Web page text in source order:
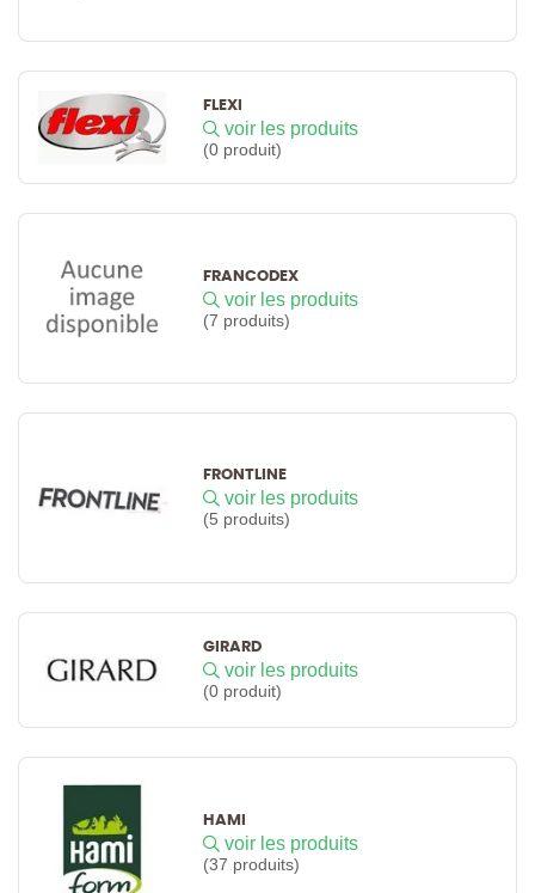
FLEXI
voir les produits
(0 produit)
FRANCODEX
voir les produits
(7 produits)
FRONTLINE
voir les produits
(5 produits)
GIRARD
voir les produits
(0 produit)
HAMI
voir les produits
(37 produits)